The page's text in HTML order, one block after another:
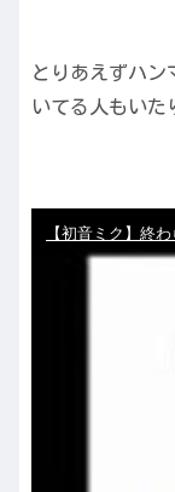
とりあえずハン
いてる人もいた